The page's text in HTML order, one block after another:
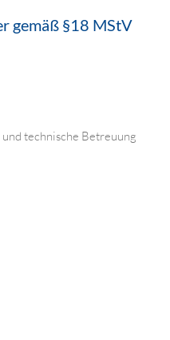
gemäß §18 MStV
technische Betreuung